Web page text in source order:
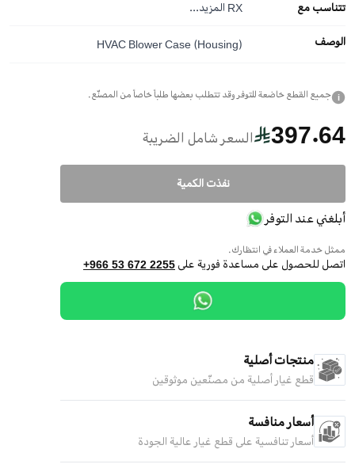
تتناسب مع RX المزيد...
الوصف HVAC Blower Case (Housing)
i جميع القطع خاضعة للتوفر وقد تتطلب بعضها طلباً خاصاً من المصنّع.
397.64 السعر شامل الضريبة
نفذت الكمية
أبلغني عند التوفر
ممثل خدمة العملاء في انتظارك.
اتصل للحصول على مساعدة فورية على +966 53 672 2255
منتجات أصلية
قطع غيار أصلية من مصنّعين موثوقين
أسعار منافسة
أسعار تنافسية على قطع غيار عالية الجودة